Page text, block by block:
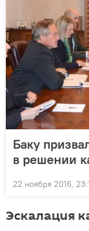
Баку
в решении
22 ноября 2016,
Эскалация